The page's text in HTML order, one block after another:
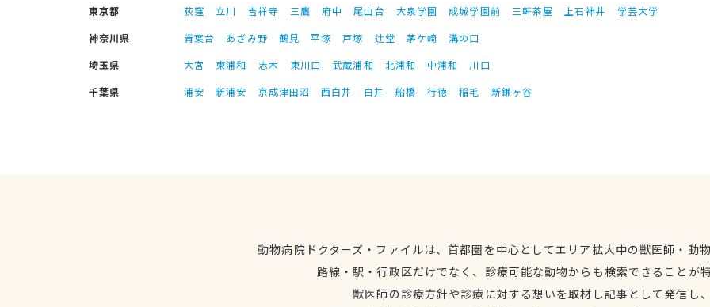
東京都 荻窪 立川 吉祥寺 三鷹 府中 尾山台 大泉学園 成城学園前 三軒茶屋 上石神井
学芸大学
神奈川県
青葉台 あざみ野 鶴見 平塚 戸塚 辻堂 茅ケ崎
溝の口
埼玉県
大宮 東浦和 志木 東川口 武蔵浦和 北浦和 中浦和
川口
千葉県
浦安 新浦安 京成津田沼 西白井 白井 船橋 行徳 稲毛 新鎌ヶ谷
動物病院ドクターズ・ファイルは、首都圏を中心としてエリア拡大中の獣医師・動
路線・駅・行政区だけでなく、診療可能な動物からも検索できることが
獣医師の診療方針や診療に対する想いを取材し記事として発信し